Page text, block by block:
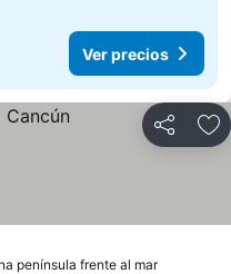
Ver precios
Compartir
península frente al marVer